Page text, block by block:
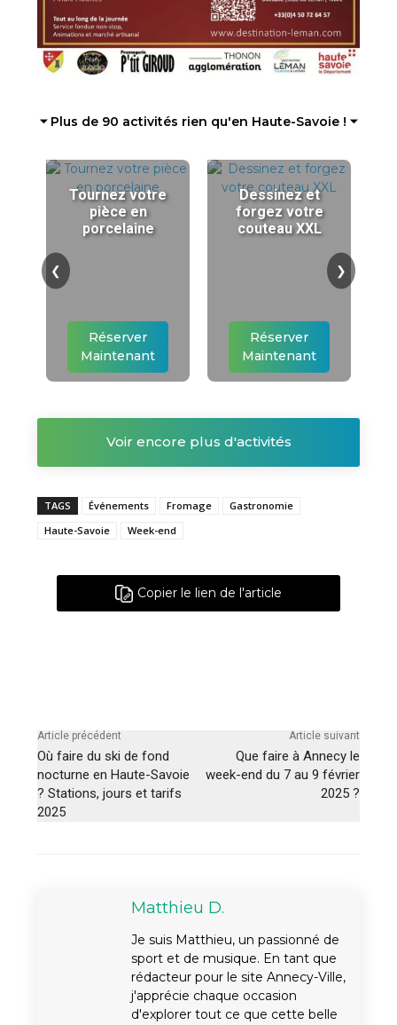
⏷ Plus de 90 activités rien qu'en Haute-Savoie ! ⏷
Tournez votre
pièce en
porcelaine
Réserver
Maintenant
Dessinez et
forgez votre
couteau XXL
Réserver
Maintenant
❮ ❯
Voir encore plus d'activités
TAGS Événements Fromage
Gastronomie
Haute-Savoie
Week-end
Copier le lien de l'article
Article précédent
Où faire du ski de fond
nocturne en Haute-Savoie
? Stations, jours et tarifs
2025
Article suivant
Que faire à Annecy le
week-end du 7 au 9 février
2025 ?
Matthieu D.
Je suis Matthieu, un passionné de
sport et de musique. En tant que
rédacteur pour le site Annecy-Ville,
j'apprécie chaque occasion
d'explorer tout ce que cette belle